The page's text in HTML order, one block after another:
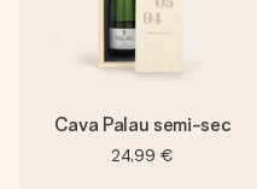
Cava Palau semi-sec
24,99 €